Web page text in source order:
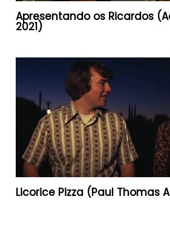
Apresentando os Ricardos
2021)
Licorice Pizza (Paul Thomas